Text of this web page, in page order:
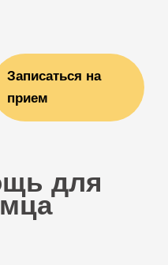
Записаться на
прием
для